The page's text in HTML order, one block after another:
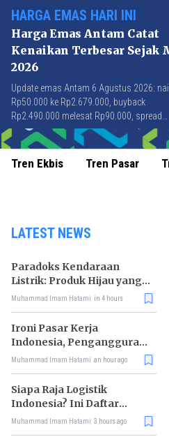
HARGA EMAS HARI INI
Harga Emas Antam Catat
Kenaikan Terbesar Sejak
2026
Update emas Antam 6 Agustus 2026:
Rp50.000 ke Rp2.679.000, buyback
Rp2.490.000 melesat Rp90.000, spread
Rp189.000 tersempit sejak awal April
Tren Ekbis Tren Pasar
LATEST NEWS
Paradoks Kendaraan
Listrik: Produk Hijau yang
Ancam Hutan Tropis
Muhammad Imam Hatami in 4 hours
Ironi Pasar Kerja
Indonesia, Pengangguran
Didominasi Lulusan SMK
Muhammad Imam Hatami an hour ago
Siapa Raja Logistik
Indonesia? Ini Daftar
Pemimpin Pasarnya
Muhammad Imam Hatami 3 hours ago